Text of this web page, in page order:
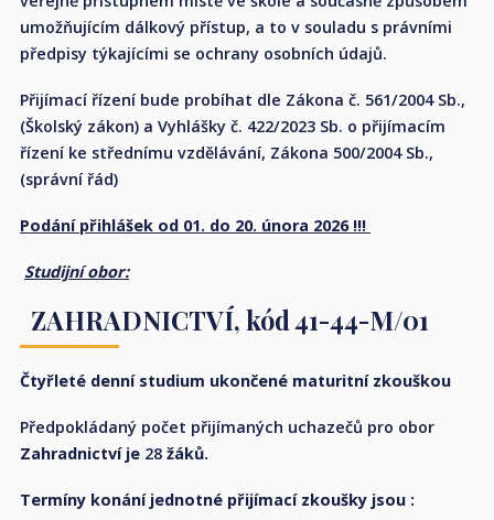
umožňujícím dálkový přístup, a to v souladu s právními
předpisy týkajícími se ochrany osobních údajů.
Přijímací řízení bude probíhat dle Zákona č. 561/2004 Sb.,
(Školský zákon) a Vyhlášky č. 422/2023 Sb. o přijímacím
řízení ke střednímu vzdělávání, Zákona 500/2004 Sb.,
(správní řád)
Podání přihlášek od 01. do 20. února 2026 !!!
Studijní obor:
ZAHRADNICTVÍ,kód 41-44-M/01
Čtyřleté denní studium ukončené maturitní zkouškou
Předpokládaný počet přijímaných uchazečů pro obor
Zahradnictví je 28 žáků.
Termíny konání jednotné přijímací zkoušky jsou :